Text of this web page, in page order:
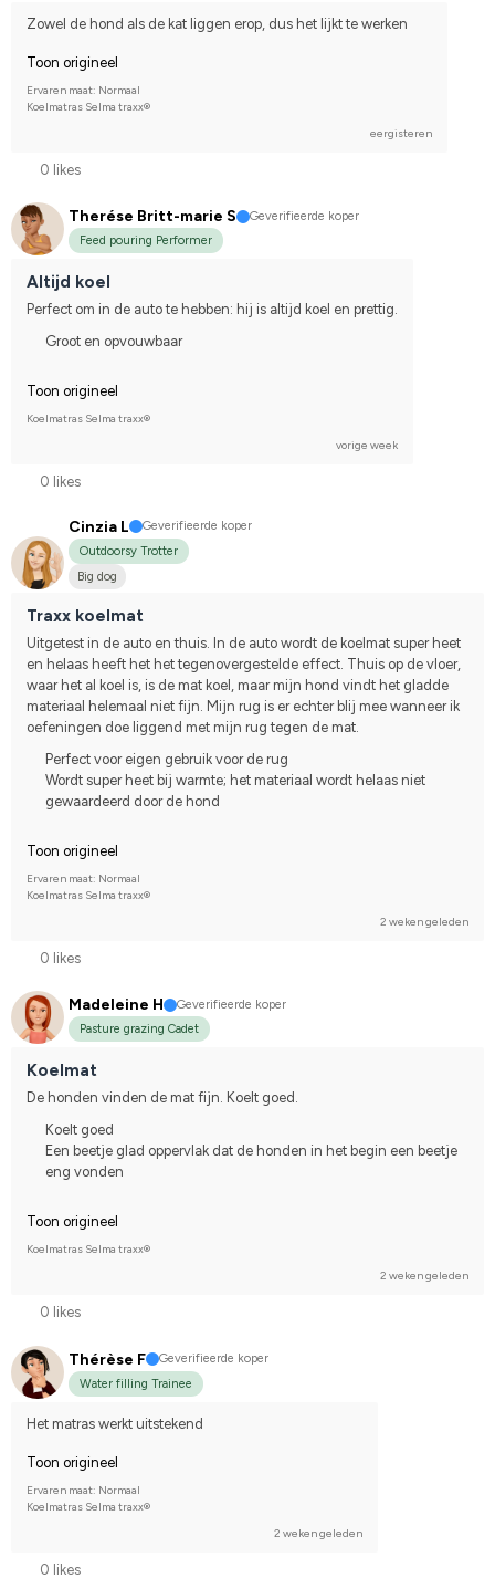
Zowel de hond als de kat liggen erop, dus het lijkt te werken
Toon origineel
Ervaren maat: Normaal
Koelmatras Selma traxx®
eergisteren
0 likes
Therése Britt-marie S
Geverifieerde koper
Feed pouring Performer
Altijd koel
Perfect om in de auto te hebben: hij is altijd koel en prettig.
Groot en opvouwbaar
Toon origineel
Koelmatras Selma traxx®
vorige week
0 likes
Cinzia L
Geverifieerde koper
Outdoorsy Trotter
Big dog
Traxx koelmat
Uitgetest in de auto en thuis. In de auto wordt de koelmat super heet
en helaas heeft het het tegenovergestelde effect. Thuis op de vloer,
waar het al koel is, is de mat koel, maar mijn hond vindt het gladde
materiaal helemaal niet fijn. Mijn rug is er echter blij mee wanneer ik
oefeningen doe liggend met mijn rug tegen de mat.
Perfect voor eigen gebruik voor de rug
Wordt super heet bij warmte; het materiaal wordt helaas niet
gewaardeerd door de hond
Toon origineel
Ervaren maat: Normaal
Koelmatras Selma traxx®
2 weken geleden
0 likes
Madeleine H
Geverifieerde koper
Pasture grazing Cadet
Koelmat
De honden vinden de mat fijn. Koelt goed.
Koelt goed
Een beetje glad oppervlak dat de honden in het begin een beetje
eng vonden
Toon origineel
Koelmatras Selma traxx®
2 weken geleden
0 likes
Thérèse F
Geverifieerde koper
Water filling Trainee
Het matras werkt uitstekend
Toon origineel
Ervaren maat: Normaal
Koelmatras Selma traxx®
2 weken geleden
0 likes